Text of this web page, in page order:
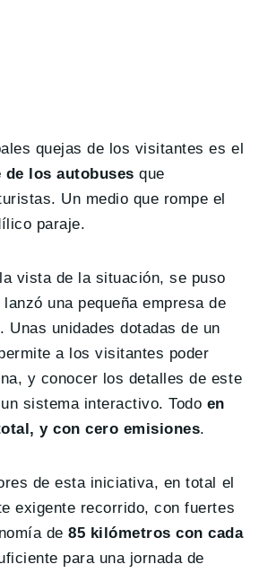
quejas de los visitantes es el
los autobuses que
Un medio que rompe el
paraje.
vista de la situación, se puso
una pequeña empresa de
Unas unidades dotadas de un
a los visitantes poder
y conocer los detalles de este
sistema interactivo. Todo en
y con cero emisiones.
de esta iniciativa, en total el
exigente recorrido, con fuertes
de85 kilómetros con cada
para una jornada de